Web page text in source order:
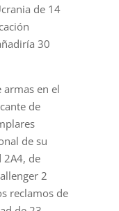
de 14
30
en el
de
de su
2A4, de
2
reclamos de